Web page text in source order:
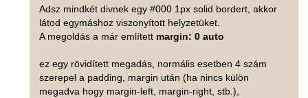
Adsz mindkét divnek egy #000 1px solid bordert, akkor
látod egymáshoz viszonyított helyzetüket.
A megoldás a már említett margin: 0 auto
ez egy rövidített megadás, normális esetben 4 szám
szerepel a padding, margin után (ha nincs külön
megadva hogy margin-left, margin-right, stb.),